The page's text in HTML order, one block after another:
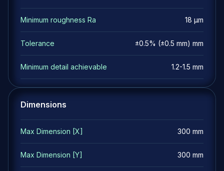
Minimum roughness Ra 18 µm
Tolerance ±0.5% (±0.5 mm) mm
Minimum detail achievable 1.2-1.5 mm
Dimensions
Max Dimension [X] 300 mm
Max Dimension [Y] 300 mm